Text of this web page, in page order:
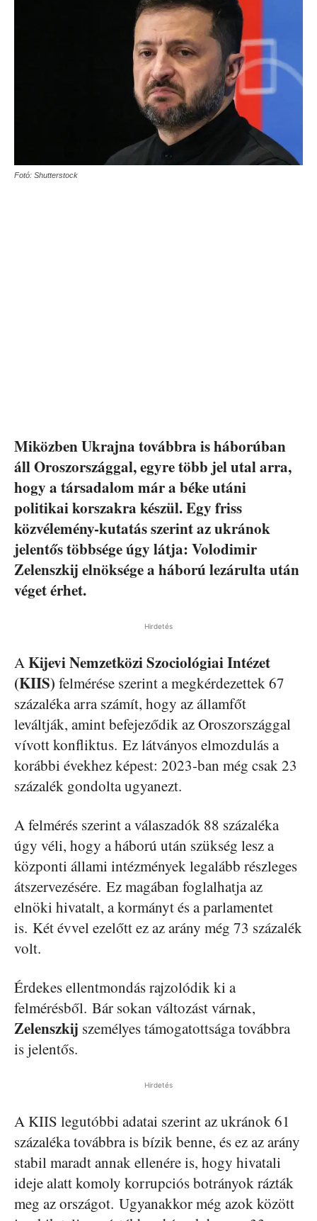
Fotó: Shutterstock
Miközben Ukrajna továbbra is háborúban
áll Oroszországgal, egyre több jel utal arra,
hogy a társadalom már a béke utáni
politikai korszakra készül. Egy friss
közvélemény-kutatás szerint az ukránok
jelentős többsége úgy látja: Volodimir
Zelenszkij elnöksége a háború lezárulta után
véget érhet.
Hirdetés
AKijevi Nemzetközi Szociológiai Intézet
(KIIS) felmérése szerint a megkérdezettek 67
százaléka arra számít, hogy az államfőt
leváltják, amint befejeződik az Oroszországgal
vívott konfliktus. Ez látványos elmozdulás a
korábbi évekhez képest: 2023-ban még csak 23
százalék gondolta ugyanezt.
A felmérés szerint a válaszadók 88 százaléka
úgy véli, hogy a háború után szükség lesz a
központi állami intézmények legalább részleges
átszervezésére. Ez magában foglalhatja az
elnöki hivatalt, a kormányt és a parlamentet
is. Két évvel ezelőtt ez az arány még 73 százalék
volt.
Érdekes ellentmondás rajzolódik ki a
felmérésből. Bár sokan változást várnak,
Zelenszkij személyes támogatottsága továbbra
is jelentős.
Hirdetés
A KIIS legutóbbi adatai szerint az ukránok 61
százaléka továbbra is bízik benne, és ez az arány
stabil maradt annak ellenére is, hogy hivatali
ideje alatt komoly korrupciós botrányok rázták
meg az országot. Ugyanakkor még azok között